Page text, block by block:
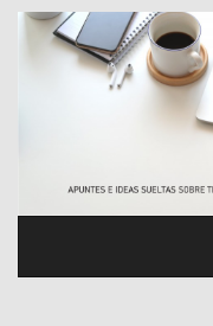
Saltar
contenido